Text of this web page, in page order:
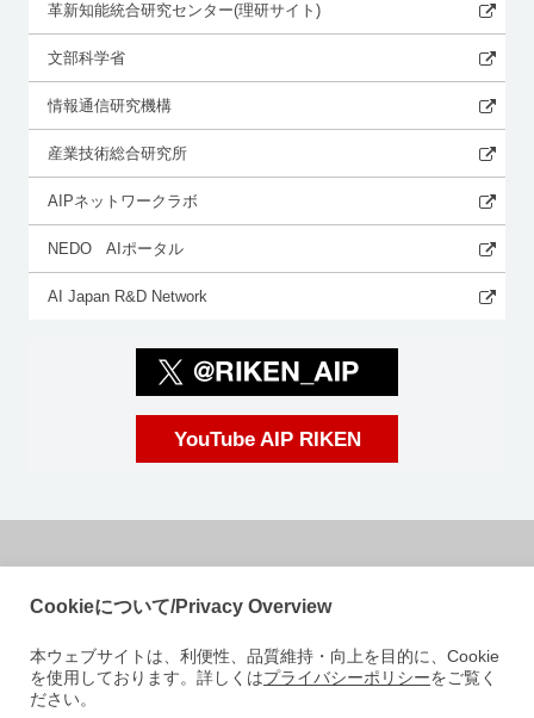
革新知能統合研究センター(理研サイト)
文部科学省
情報通信研究機構
産業技術総合研究所
AIPネットワークラボ
NEDO AIポータル
AI Japan R&D Network
YouTube AIP RIKEN
国立研究開発法人理化学研究所
〒103-0027
東京都中央区日本橋 1-4-1
Cookieについて/Privacy Overview
本ウェブサイトは、利便性、品質維持・向上を目的に、Cookie
を使用しております。詳しくはプライバシーポリシーをご覧く
ださい。